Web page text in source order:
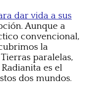
dar vida a sus
Aunque a
convencional,
la
paralelas,
es el
dos mundos.